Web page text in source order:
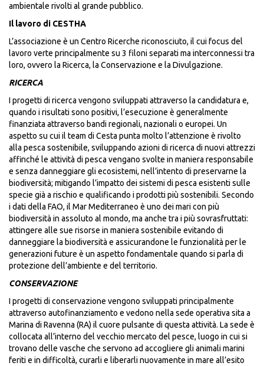
ambientale rivolti al grande pubblico.
Il lavoro di CESTHA
L’associazione è un Centro Ricerche riconosciuto, il cui focus del
lavoro verte principalmente su 3 filoni separati ma interconnessi tra
loro, ovvero la Ricerca, la Conservazione e la Divulgazione.
RICERCA
I progetti di ricerca vengono sviluppati attraverso la candidatura e,
quando i risultati sono positivi, l’esecuzione è generalmente
finanziata attraverso bandi regionali, nazionali o europei. Un
aspetto su cui il team di Cesta punta molto l’attenzione è rivolto
alla pesca sostenibile, sviluppando azioni di ricerca di nuovi attrezzi
affinché le attività di pesca vengano svolte in maniera responsabile
e senza danneggiare gli ecosistemi, nell’intento di preservarne la
biodiversità; mitigando l’impatto dei sistemi di pesca esistenti sulle
specie già a rischio e qualificando i prodotti più sostenibili. Secondo
i dati della FAO, il Mar Mediterraneo è uno dei mari con più
biodiversità in assoluto al mondo, ma anche tra i più sovrasfruttati:
attingere alle sue risorse in maniera sostenibile evitando di
danneggiare la biodiversità e assicurandone le funzionalità per le
generazioni future è un aspetto fondamentale quando si parla di
protezione dell’ambiente e del territorio.
CONSERVAZIONE
I progetti di conservazione vengono sviluppati principalmente
attraverso autofinanziamento e vedono nella sede operativa sita a
Marina di Ravenna (RA) il cuore pulsante di questa attività. La sede è
collocata all’interno del vecchio mercato del pesce, luogo in cui si
trovano delle vasche che servono ad accogliere gli animali marini
feriti e in difficoltà, curarli e liberarli nuovamente in mare all’esito